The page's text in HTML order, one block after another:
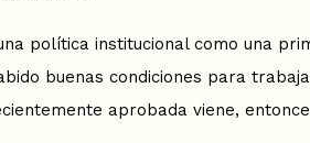
política institucional como una
buenas condiciones para
aprobada viene,